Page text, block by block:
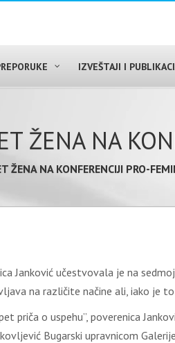
IZVEŠTAJI I
ŽENA NA
ŽENA NA KONFERENCIJI PRO-
Janković učestvovala je na
na različite načine ali, iako je
priča o uspehu”, poverenica
Bugarski upravnicom